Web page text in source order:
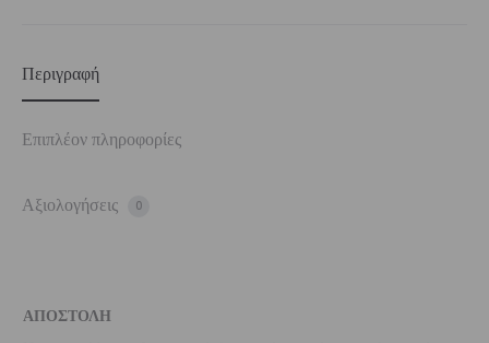
Περιγραφή
Επιπλέον πληροφορίες
Αξιολογήσεις 0
ΑΠΟΣΤΟΛΗ